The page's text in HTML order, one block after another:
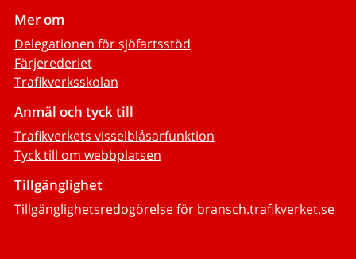
Mer om
Delegationen för sjöfartsstöd
Färjerederiet
Trafikverksskolan
Anmäl och tyck till
Trafikverkets visselblåsarfunktion
Tyck till om webbplatsen
Tillgänglighet
Tillgänglighetsredogörelse för bransch.trafikverket.se